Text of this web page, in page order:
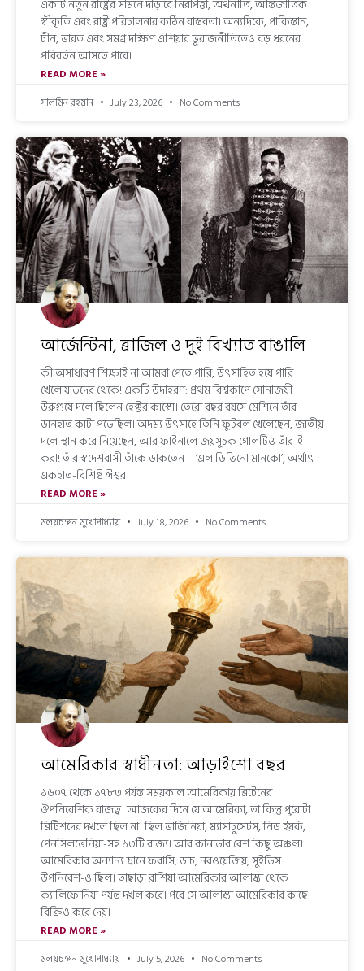
একটি নতুন রাষ্ট্রের সামনে দাঁড়াবে নিরাপত্তা, অর্থনীতি, আন্তর্জাতিক
স্বীকৃতি এবং রাষ্ট্র পরিচালনার কঠিন বাস্তবতা। অন্যদিকে, পাকিস্তান,
চীন, ভারত এবং সমগ্র দক্ষিণ এশিয়ার ভূরাজনীতিতেও বড় ধরনের
পরিবর্তন আসতে পারে।
READ MORE »
সালমিন রহমান
July 23, 2026 No Comments
আর্জেন্টিনা, ব্রাজিল ও দুই বিখ্যাত বাঙালি
কী অসাধারণ শিক্ষাই না আমরা পেতে পারি, উৎসাহিত হয়ে পারি
খেলোয়াড়দের থেকে! একটি উদাহরণ: প্রথম বিশ্বকাপে সোনাজয়ী
উরুগুয়ে দলে ছিলেন হেক্টর কাস্ত্রো। তেরো বছর বয়সে মেশিনে তাঁর
ডানহাত কাটা পড়েছিল। অদম্য উৎসাহে তিনি ফুটবল খেলেছেন, জাতীয়
দলে স্থান করে নিয়েছেন, আর ফাইনালে জয়সূচক গোলটিও তাঁর-ই
করা! তাঁর স্বদেশবাসী তাঁকে ডাকতেন— ‘এল ডিভিনো মানকো’, অর্থাৎ
একহাত-বিশিষ্ট ঈশ্বর।
READ MORE »
মলয়চন্দন মুখোপাধ্যায়
July 18, 2026 No Comments
আমেরিকার স্বাধীনতা: আড়াইশো বছর
১৬০৭ থেকে ১৭৮৩ পর্যন্ত সময়কাল আমেরিকায় ব্রিটেনের
ঔপনিবেশিক রাজত্ব। আজকের দিনে যে আমেরিকা, তা কিন্তু পুরোটা
ব্রিটিশদের দখলে ছিল না। ছিল ভার্জিনিয়া, ম্যাসাচুসেটস, নিউ ইয়র্ক,
পেনসিলভেনিয়া-সহ ১৩টি রাজ্য। আর কানাডার বেশ কিছু অঞ্চল।
আমেরিকার অন্যান্য স্থানে ফরাসি, ডাচ, নরওয়েজিয়, সুইডিস
উপনিবেশ-ও ছিল। তাছাড়া রাশিয়া আমেরিকার আলাস্কা থেকে
ক্যালিফোর্নিয়া পর্যন্ত দখল করে। পরে সে আলাস্কা আমেরিকার কাছে
বিক্রিও করে দেয়।
READ MORE »
মলয়চন্দন মুখোপাধ্যায়
July 5, 2026 No Comments